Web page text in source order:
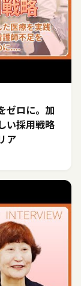
ゼロに。加
い採用戦略
ア